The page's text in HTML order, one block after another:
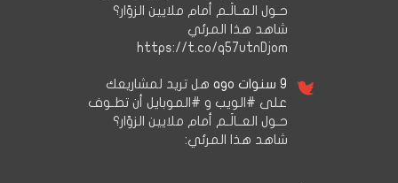
حـول العــالَـم أمام ملايين الزوّار؟
شاهد هذا المرئي
https://t.co/q57utnDjom
9 سنوات ago
هل تريد لمشاريعك
على #الويب و #الموبايل أن تطـوف
حـول العــالَـم أمام ملايين الزوّار؟
شاهد هذا المرئي: